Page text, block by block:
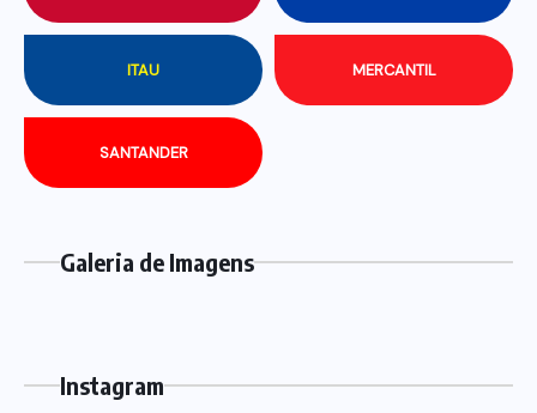
ITAU MERCANTIL
SANTANDER
Galeria de Imagens
Instagram